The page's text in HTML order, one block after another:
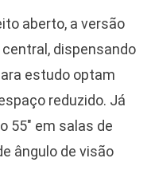
aberto, a versão
dispensando
estudo optam
reduzido. Já
55″ em salas de
ângulo de visão